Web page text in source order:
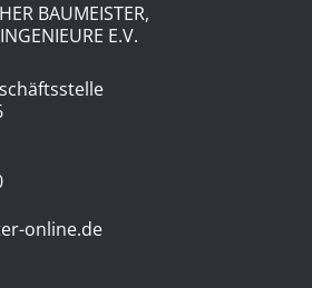
BAUMEISTER,
E.V.
online.de